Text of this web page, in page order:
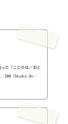
た「ことのは／おと
DAW（Studio On
ブログの最初の方に